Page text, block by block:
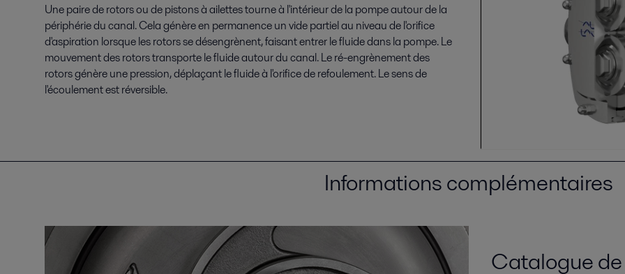
Une paire de rotors ou de pistons à ailettes tourne à l'intérieur de la pompe autour de la
périphérie du canal. Cela génère en permanence un vide partiel au niveau de l'orifice
d'aspiration lorsque les rotors se désengrènent, faisant entrer le fluide dans la pompe. Le
mouvement des rotors transporte le fluide autour du canal. Le ré-engrènement des
rotors génère une pression, déplaçant le fluide à l'orifice de refoulement. Le sens de
l'écoulement est réversible.
Informations complémentaires
Catalogue